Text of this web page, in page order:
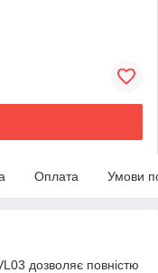
Оплата Умови
дозволяє повністю